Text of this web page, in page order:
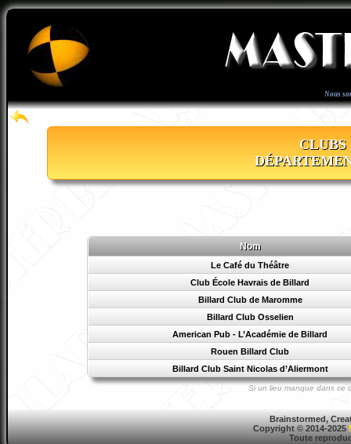
Nous
Nom
Le Café du Théâtre
Club École Havrais de Billard
Billard Club de Maromme
Billard Club Osselien
American Pub - L’Académie de Billard
Rouen Billard Club
Billard Club Saint Nicolas d’Aliermont
Si un lieu manque dans ce
Brainstormed,
Copyright © 2014-2025
Toute